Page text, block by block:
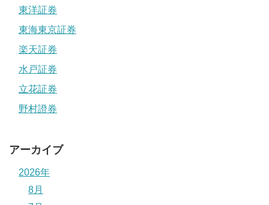
東洋証券
東海東京証券
楽天証券
水戸証券
立花証券
野村證券
アーカイブ
2026年
8月